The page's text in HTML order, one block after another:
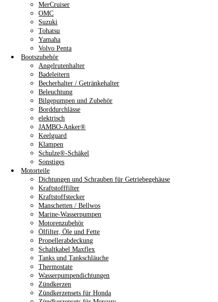
MerCruiser
OMC
Suzuki
Tohatsu
Yamaha
Volvo Penta
Bootszubehör
Angelrutenhalter
Badeleitern
Becherhalter / Getränkehalter
Beleuchtung
Bilgepumpen und Zubehör
Borddurchlässe
elektrisch
JAMBO-Anker®
Keelguard
Klampen
Schulze®-Schäkel
Sonstiges
Motorteile
Dichtungen und Schrauben für Getriebegehäuse
Kraftstofffilter
Kraftstoffstecker
Manschetten / Bellwos
Marine-Wasserpumpen
Motorenzubehör
Ölfilter, Öle und Fette
Propellerabdeckung
Schaltkabel Maxflex
Tanks und Tankschläuche
Thermostate
Wasserpumpendichtungen
Zündkerzen
Zündkerzensets für Honda